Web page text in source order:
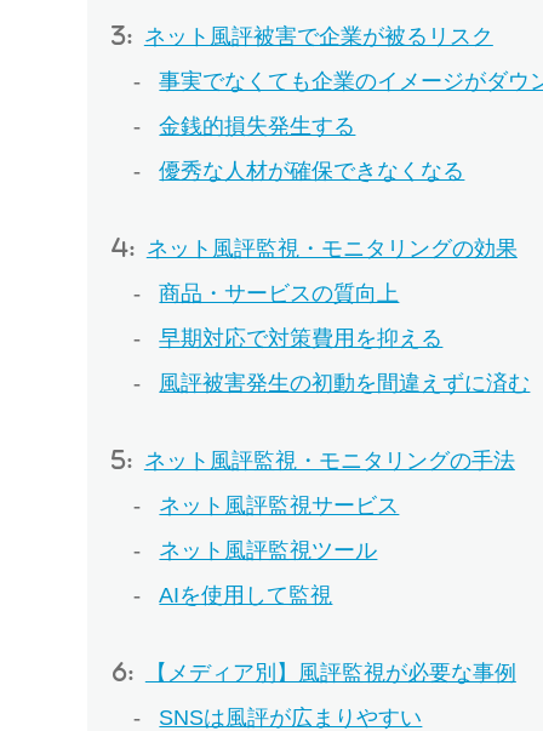
ネット風評被害で企業が被るリスク
事実でなくても企業のイメージがダウ
金銭的損失発生する
優秀な人材が確保できなくなる
ネット風評監視・モニタリングの効果
商品・サービスの質向上
早期対応で対策費用を抑える
風評被害発生の初動を間違えずに済む
ネット風評監視・モニタリングの手法
ネット風評監視サービス
ネット風評監視ツール
AIを使用して監視
【メディア別】風評監視が必要な事例
SNSは風評が広まりやすい